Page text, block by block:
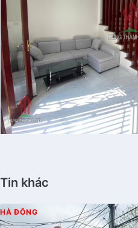
Tin khác
HÀ ĐÔNG